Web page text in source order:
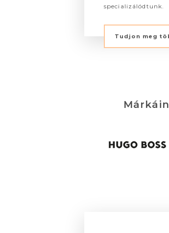
specializálódtunk.
Tudjon meg